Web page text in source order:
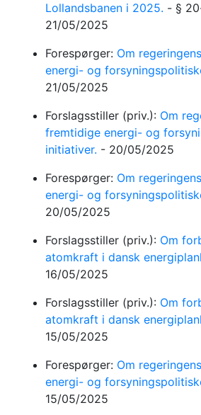
Lollandsbanen i 2025. - §
21/05/2025
Forespørger: Om
energi- og
21/05/2025
Forslagsstiller (priv.): Om
fremtidige energi- og
initiativer. - 20/05/2025
Forespørger: Om
energi- og
20/05/2025
Forslagsstiller (priv.): Om
atomkraft i dansk
16/05/2025
Forslagsstiller (priv.): Om
atomkraft i dansk
15/05/2025
Forespørger: Om
energi- og
15/05/2025